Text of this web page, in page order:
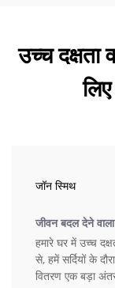
उच्च
जॉन स्मिथ
जीवन बदल देने
हमारे घर में उच्च
से, हमें सर्दियों के
वितरण एक बड़ा